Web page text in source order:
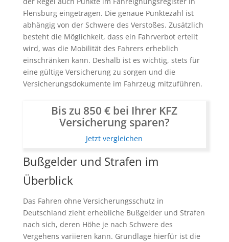
Flensburg eingetragen. Die genaue Punktezahl ist
abhängig von der Schwere des Verstoßes. Zusätzlich
besteht die Möglichkeit, dass ein Fahrverbot erteilt
wird, was die Mobilität des Fahrers erheblich
einschränken kann. Deshalb ist es wichtig, stets für
eine gültige Versicherung zu sorgen und die
Versicherungsdokumente im Fahrzeug mitzuführen.
Bis zu 850 € bei Ihrer KFZ
Versicherung sparen?
Jetzt vergleichen
Bußgelder und Strafen im
Überblick
Das Fahren ohne Versicherungsschutz in
Deutschland zieht erhebliche Bußgelder und Strafen
nach sich, deren Höhe je nach Schwere des
Vergehens variieren kann. Grundlage hierfür ist die